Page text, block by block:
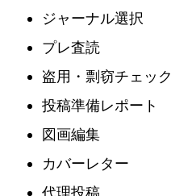
ジャーナル選択
プレ査読
盗用・剽窃チェック
投稿準備レポート
図画編集
カバーレター